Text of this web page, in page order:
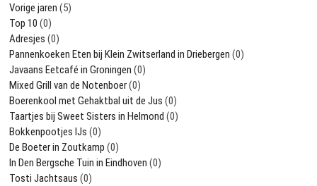
Vorige jaren (5)
Top 10 (0)
Adresjes (0)
Pannenkoeken Eten bij Klein Zwitserland in Driebergen (0)
Javaans Eetcafé in Groningen (0)
Mixed Grill van de Notenboer(0)
Boerenkool met Gehaktbal uit de Jus (0)
Taartjes bij Sweet Sisters in Helmond (0)
Bokkenpootjes IJs (0)
De Boeter in Zoutkamp (0)
In Den Bergsche Tuin in Eindhoven (0)
Tosti Jachtsaus (0)